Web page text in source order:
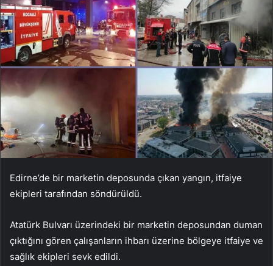
Edirne’de bir marketin deposunda çıkan yangın, itfaiye
ekipleri tarafından söndürüldü.
Atatürk Bulvarı üzerindeki bir marketin deposundan duman
çıktığını gören çalışanların ihbarı üzerine bölgeye itfaiye ve
sağlık ekipleri sevk edildi.